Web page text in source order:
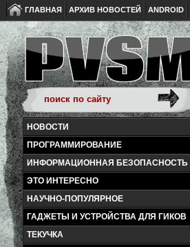
ГЛАВНАЯ АРХИВ НОВОСТЕЙ ANDROID
НОВОСТИ
ПРОГРАММИРОВАНИЕ
ИНФОРМАЦИОННАЯ БЕЗОПАСНОСТЬ
ЭТО ИНТЕРЕСНО
НАУЧНО-ПОПУЛЯРНОЕ
ГАДЖЕТЫ И УСТРОЙСТВА ДЛЯ ГИКОВ
ТЕКУЧКА